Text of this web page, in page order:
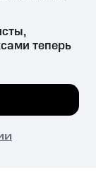
вред здоровью,
теперь